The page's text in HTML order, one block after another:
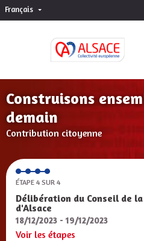
Français Choisir la langue
Construisons
demain
Contribution citoyenne
ÉTAPE 4 SUR 4
Délibération du Conseil de
d'Alsace
18/12/2023 - 19/12/2023
Voir les étapes